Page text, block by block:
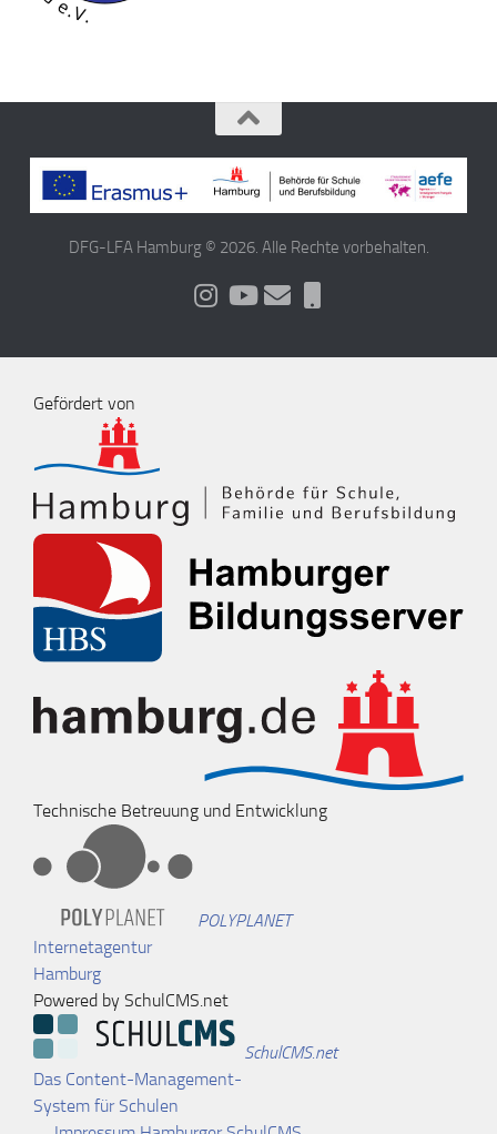
DFG-LFA Hamburg © 2026. Alle Rechte vorbehalten.
Gefördert von
Technische Betreuung und Entwicklung
POLYPLANET
Internetagentur
Hamburg
Powered by SchulCMS.net
SchulCMS.net
Das Content-Management-
System für Schulen